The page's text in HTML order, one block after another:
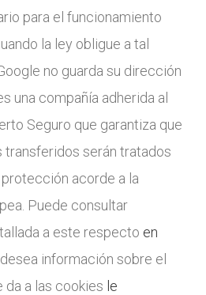
para el funcionamiento
la ley obligue a tal
no guarda su dirección
una compañía adherida al
Seguro que garantiza que
transferidos serán tratados
acorde a la
Puede consultar
a este respecto en
desea información sobre el
da a las cookies le